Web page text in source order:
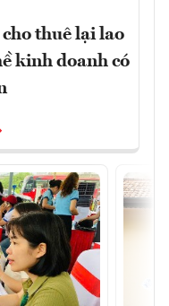
thuê lại lao
kinh doanh có